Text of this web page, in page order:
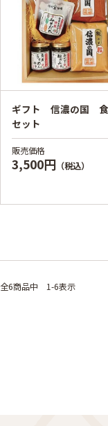
ギフト 信濃の国
セット
販売価格
3,500円 （税込）
全6商品中 1-6表示